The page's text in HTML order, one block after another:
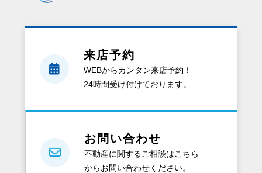
来店予約
WEBからカンタン来店予約！
24時間受け付けております。
お問い合わせ
不動産に関するご相談はこちら
からお問い合わせください。